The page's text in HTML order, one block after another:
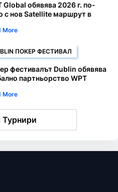
Global обявява 2026 г. по-
с нов Satellite маршрут в
More
ПОКЕР ФЕСТИВАЛ
фестивалът Dublin обявява
партньорство WPT
More
Турнири